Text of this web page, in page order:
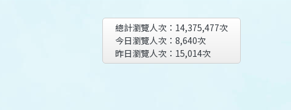
總計瀏覽人次： 14,375,477次
今日瀏覽人次： 8,640次
昨日瀏覽人次： 15,014次